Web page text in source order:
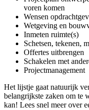
voren komen
Wensen
Wetgeving en
Inmeten ruimte(s)
Schetsen, tekenen,
Offertes uitbrengen
Schakelen met
Projectmanagement
Het lijstje gaat natuurijk
belangrijkste zaken om te
kan! Lees snel meer over